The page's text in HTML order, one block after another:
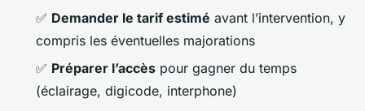
✅ Demander le tarif estimé avant l’intervention, y
compris les éventuelles majorations
✅ Préparer l’accès pour gagner du temps
(éclairage, digicode, interphone)